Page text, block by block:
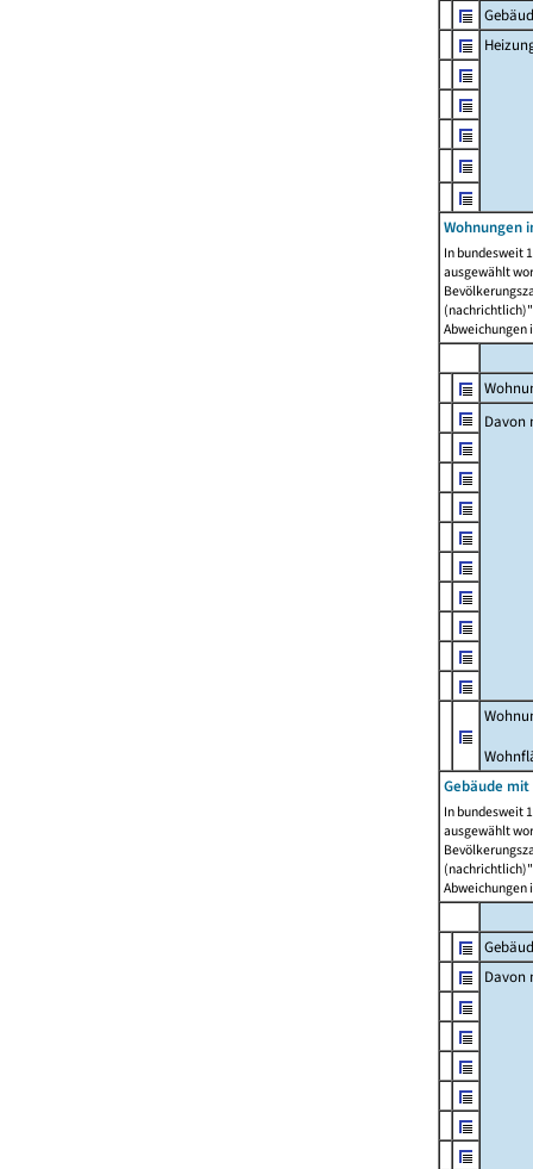
Wohnungen
In bundesweit
ausgewählt
Abweichungen
Davon
Gebäude
In bundesweit
ausgewählt
Abweichungen
Davon